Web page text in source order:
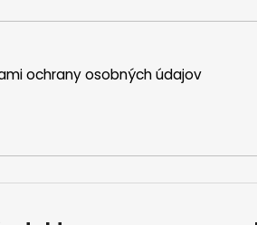
ochrany osobných údajov